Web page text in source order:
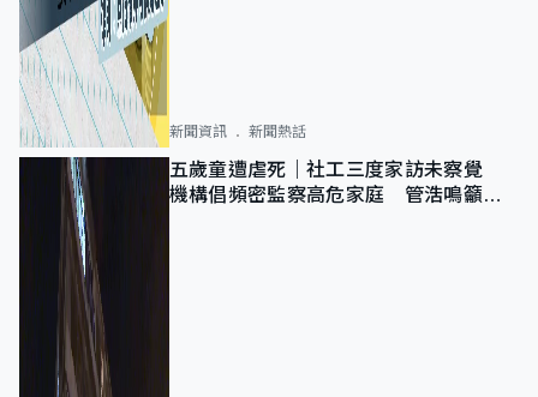
新聞資訊 新聞熱話
五歲童遭虐死｜社工三度家訪未察覺
機構倡頻密監察高危家庭 管浩鳴籲加